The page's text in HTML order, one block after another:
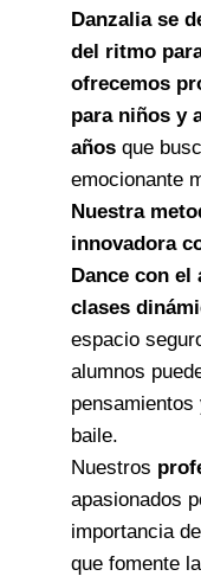
Danzalia se
del ritmo
ofrecemos
para niños y
años que
emocionante
Nuestra
innovadora
Dance con el
clases
espacio
alumnos
baile.
Nuestros
apasionados
importancia
que fomente